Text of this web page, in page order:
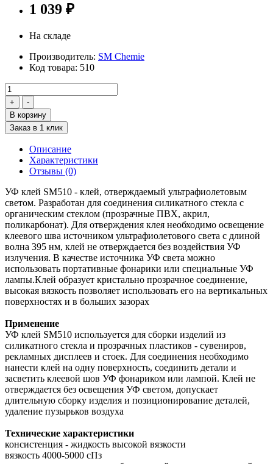
1 039 ₽
На складе
Производитель: SM Chemie
Код товара: 510
В корзину
Заказ в 1 клик
Описание
Характеристики
Отзывы (0)
УФ клей SM510 - клей, отверждаемый ультрафиолетовым
светом. Разработан для соединения силикатного стекла с
органическим стеклом (прозрачные ПВХ, акрил,
поликарбонат). Для отверждения клея необходимо освещение
клеевого шва источником ультрафиолетового света с длиной
волна 395 нм, клей не отверждается без воздействия УФ
излучения. В качестве источника УФ света можно
использовать портативные фонарики или специальные УФ
лампы.Клей образует кристально прозрачное соединение,
высокая вязкость позволяет использовать его на вертикальных
поверхностях и в больших зазорах
Применение
УФ клей SM510 используется для сборки изделий из
силикатного стекла и прозрачных пластиков - сувениров,
рекламных дисплеев и стоек. Для соединения необходимо
нанести клей на одну поверхность, соединить детали и
засветить клеевой шов УФ фонариком или лампой. Клей не
отверждается без освещения УФ светом, допускает
длительную сборку изделия и позиционирование деталей,
удаление пузырьков воздуха
Технические характеристики
консистенция - жидкость высокой вязкости
вязкость 4000-5000 сПз